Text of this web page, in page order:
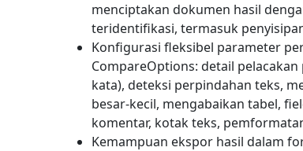
menciptakan dokumen hasil
teridentifikasi, termasuk
Konfigurasi fleksibel parameter
CompareOptions: detail
kata), deteksi perpindahan teks,
besar-kecil, mengabaikan tabel,
komentar, kotak teks,
Kemampuan ekspor hasil dalam